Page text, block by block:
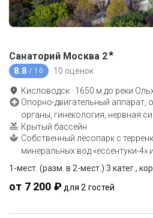
Санаторий Москва 2★
8.8 / 10 10 оценок
Кисловодск · 1650 м до реки
Опорно-двигательный аппарат,
органы, гинекология, нервная
Крытый бассейн
Собственный лесопарк с
минеральных вод «ессентуки-4»
1-мест. (разм. в 2-мест.) 3 катег.,
от 7 200 ₽ для 2 гостей